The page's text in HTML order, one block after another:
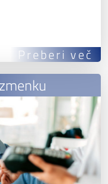
Preberi več